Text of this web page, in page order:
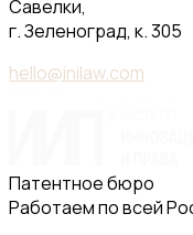
Савелки,
г. Зеленоград, к. 305
hello@inilaw.com
Патентное бюро
Работаем по всей